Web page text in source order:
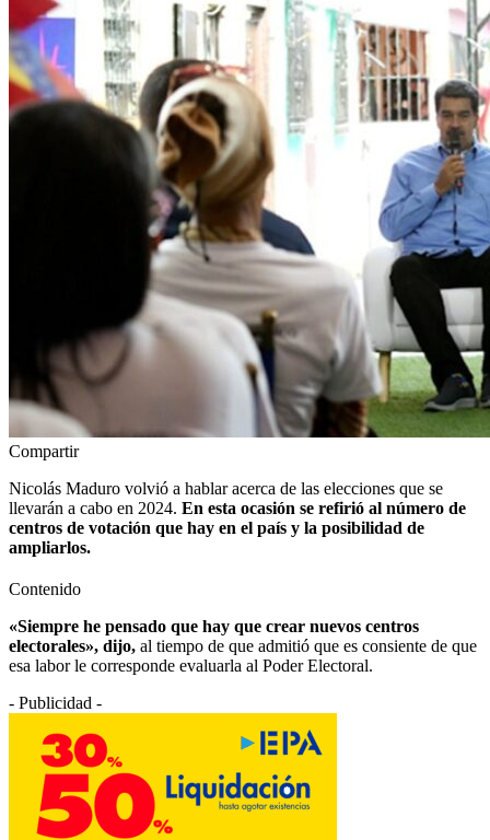
Compartir
Nicolás Maduro volvió a hablar acerca de las elecciones que se
llevarán a cabo en 2024. En esta ocasión se refirió al número de
centros de votación que hay en el país y la posibilidad de
ampliarlos.
Contenido
«Siempre he pensado que hay que crear nuevos centros
electorales», dijo, al tiempo de que admitió que es consiente de que
esa labor le corresponde evaluarla al Poder Electoral.
- Publicidad -